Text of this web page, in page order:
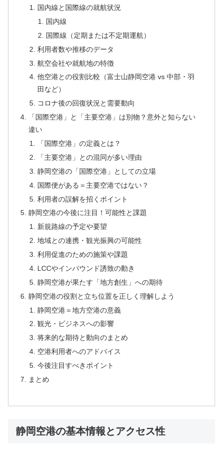
国内線と国際線の就航状況
国内線
国際線（定期または不定期運航）
利用者数や推移のデータ
航空会社や就航地の特徴
他空港との役割比較（富士山静岡空港 vs 中部・羽
田など）
コロナ後の回復状況と需要動向
「国際空港」と「主要空港」は別物？意外と知らない
違い
「国際空港」の定義とは？
「主要空港」との混同が多い理由
静岡空港の「国際空港」としての立場
国際便がある＝主要空港ではない？
利用者の誤解を招くポイント
静岡空港の今後に注目！可能性と課題
新規路線の予定や要望
地域との連携・観光振興の可能性
利用促進のための施策や課題
LCCやインバウンド誘致の動き
静岡空港が果たす「地方創生」への期待
静岡空港の役割と立ち位置を正しく理解しよう
静岡空港＝地方空港の意義
観光・ビジネスへの影響
将来的な期待と動向のまとめ
空港利用者へのアドバイス
今後注目すべきポイント
まとめ
静岡空港の基本情報とアクセス性